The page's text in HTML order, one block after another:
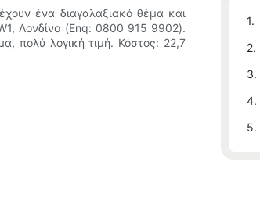
ένα διαγαλαξιακό θέμα και
Λονδίνο (Enq: 0800 915 9902).
πολύ λογική τιμή. Κόστος: 22,7
1.
2.
3.
4.
5.